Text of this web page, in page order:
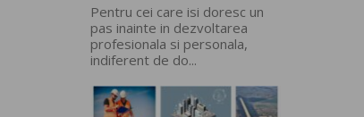
Pentru cei care isi doresc un
pas inainte in dezvoltarea
profesionala si personala,
indiferent de do...